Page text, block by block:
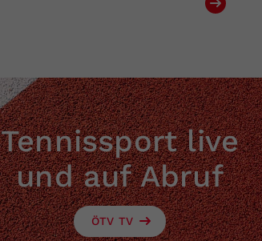
Tennissport live
und auf Abruf
ÖTV TV